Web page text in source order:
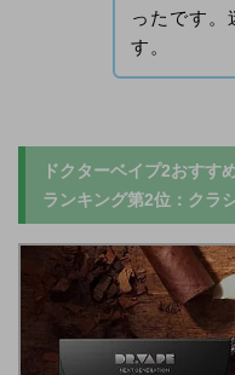
ったです。
す。
ドクターベイプ2おすす
ランキング第2位：クラ